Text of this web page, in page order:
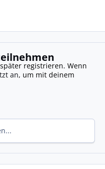
registrieren. Wenn
an, um mit deinem